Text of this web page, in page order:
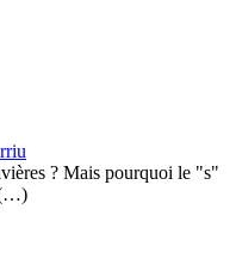
? Mais pourquoi le "s"